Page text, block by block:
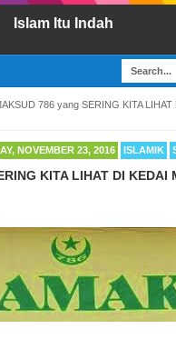
Islam Itu Indah
786 yang SERING KITA LIHAT
NOVEMBER 23, 2016 ISLAMIK
KITA LIHAT DI KEDAI